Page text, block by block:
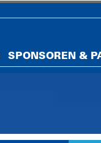
SPONSOREN &